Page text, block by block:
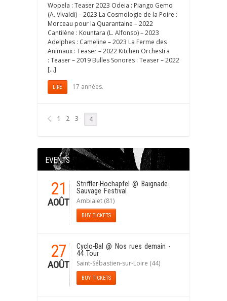
Wopela : Teaser 2023 Odeia : Piango Gemo
(A. Vivaldi) – 2023 La Cosmologie de la Poire :
Morceau pour la Quarantaine – 2022
Cantilène : Kountara (L. Alfonso) – 2023
Adelphes : Cameline – 2023 La Ferme des
Animaux : Teaser – 2022 Kitchen Orchestra
: Teaser – 2019 Bulles Sonores : Teaser – 2022
[…]
LIRE 17 années.
1 2 3 4
EVENTS
21
AOÛT
Striffler-Hochapfel @ Baignade
Sauvage Festival
Ambialet (81)
BUY TICKETS
27
AOÛT
Cyclo-Bal @ Nos rues demain -
44 Tour
Saint-Sébastien-sur-Loire (44)
BUY TICKETS